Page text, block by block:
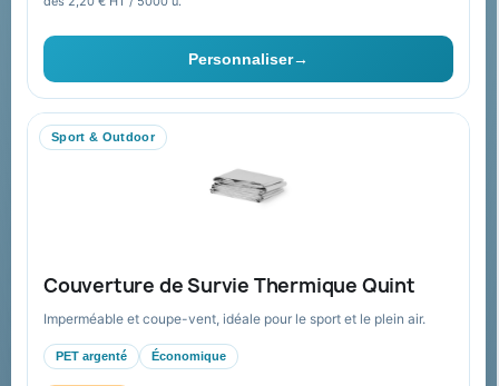
Personnaliser→
Sport & Outdoor
Couverture de Survie Thermique Quint
Imperméable et coupe-vent, idéale pour le sport et le plein air.
PET argenté Économique
Ils nous ont fait confiance
Livraison
FAQ sur Promenoch Goodies Pub France
Conditions de retour
Paiement sécurisé